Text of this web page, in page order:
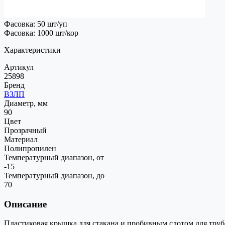
Фасовка: 50 шт/уп
Фасовка: 1000 шт/кор
Характеристики
Артикул
25898
Бренд
ВЗЛП
Диаметр, мм
90
Цвет
Прозрачный
Материал
Полипропилен
Температурный диапазон, от
-15
Температурный диапазон, до
70
Описание